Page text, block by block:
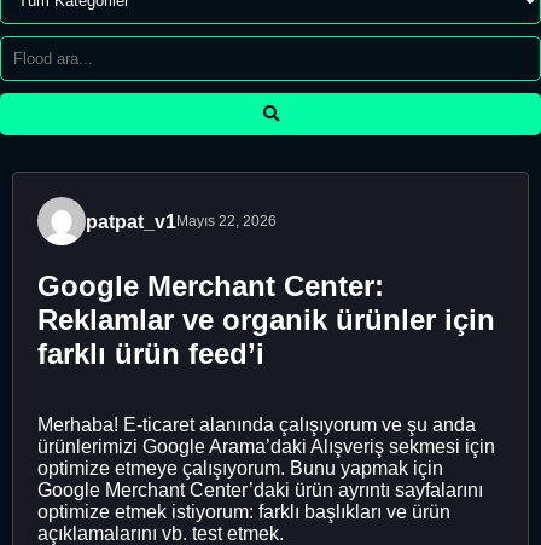
patpat_v1Mayıs 22, 2026
Google Merchant Center:
Reklamlar ve organik ürünler için
farklı ürün feed’i
Merhaba! E-ticaret alanında çalışıyorum ve şu anda
ürünlerimizi Google Arama’daki Alışveriş sekmesi için
optimize etmeye çalışıyorum. Bunu yapmak için
Google Merchant Center’daki ürün ayrıntı sayfalarını
optimize etmek istiyorum: farklı başlıkları ve ürün
açıklamalarını vb. test etmek.